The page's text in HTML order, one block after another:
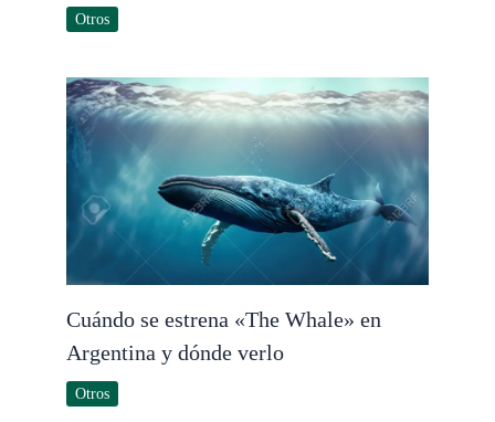
Otros
Cuándo se estrena «The Whale» en
Argentina y dónde verlo
Otros